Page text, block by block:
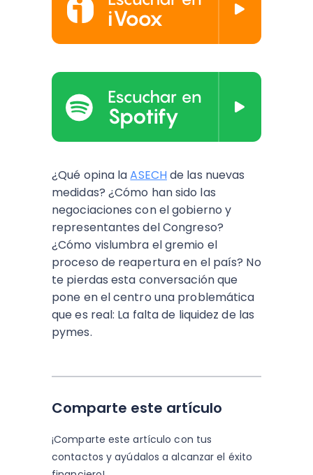
¿Qué opina laASECHde las nuevas
medidas? ¿Cómo han sido las
negociaciones con el gobierno y
representantes del Congreso?
¿Cómo vislumbra el gremio el
proceso de reapertura en el país? No
te pierdas esta conversación que
pone en el centro una problemática
que es real: La falta de liquidez de las
pymes.
Comparte este artículo
¡Comparte este artículo con tus
contactos y ayúdalos a alcanzar el éxito